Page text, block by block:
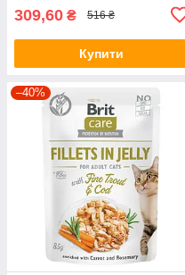
309,60 ₴ 516 ₴
Купити
–40%